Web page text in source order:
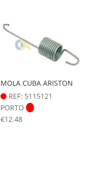
MOLA CUBA ARISTON
REF: 5115121
PORTO
€12.48